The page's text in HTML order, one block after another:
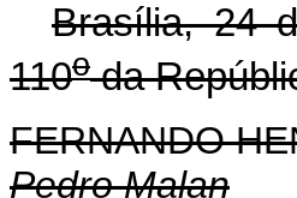
Brasília, 24
110oda
FERNANDO
Pedro Malan